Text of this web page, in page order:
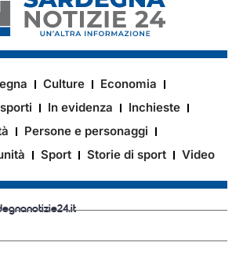
Culture
Economia
In evidenza
Inchieste
Persone e personaggi
Sport Storie di sport Video